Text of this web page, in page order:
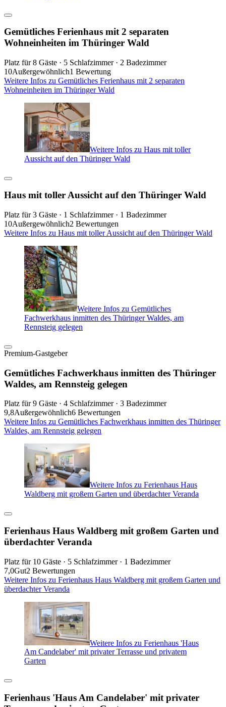
Gemütliches Ferienhaus mit 2 separaten
Wohneinheiten im Thüringer Wald
Platz für 8 Gäste · 5 Schlafzimmer · 2 Badezimmer
10Außergewöhnlich1 Bewertung
Weitere Infos zu Gemütliches Ferienhaus mit 2 separaten
Wohneinheiten im Thüringer Wald
Weitere Infos zu Haus mit toller
Aussicht auf den Thüringer Wald
Haus mit toller Aussicht auf den Thüringer Wald
Platz für 3 Gäste · 1 Schlafzimmer · 1 Badezimmer
10Außergewöhnlich2 Bewertungen
Weitere Infos zu Haus mit toller Aussicht auf den Thüringer Wald
Weitere Infos zu Gemütliches
Fachwerkhaus inmitten des Thüringer Waldes, am
Rennsteig gelegen
Premium-Gastgeber
Gemütliches Fachwerkhaus inmitten des Thüringer
Waldes, am Rennsteig gelegen
Platz für 9 Gäste · 4 Schlafzimmer · 3 Badezimmer
9,8Außergewöhnlich6 Bewertungen
Weitere Infos zu Gemütliches Fachwerkhaus inmitten des Thüringer
Waldes, am Rennsteig gelegen
Weitere Infos zu Ferienhaus Haus
Waldberg mit großem Garten und überdachter Veranda
Ferienhaus Haus Waldberg mit großem Garten und
überdachter Veranda
Platz für 10 Gäste · 5 Schlafzimmer · 1 Badezimmer
7,0Gut2 Bewertungen
Weitere Infos zu Ferienhaus Haus Waldberg mit großem Garten und
überdachter Veranda
Weitere Infos zu Ferienhaus 'Haus
Am Candelaber' mit privater Terrasse und privatem
Garten
Ferienhaus 'Haus Am Candelaber' mit privater